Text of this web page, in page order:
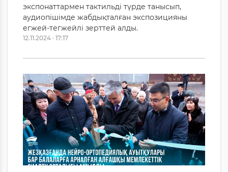
экспонаттармен тактильді түрде танысып,
аудиопішімде жабдықталған экспозицияны
егжей-тегжейлі зерттей алды.
12.11.2024 · 17:17